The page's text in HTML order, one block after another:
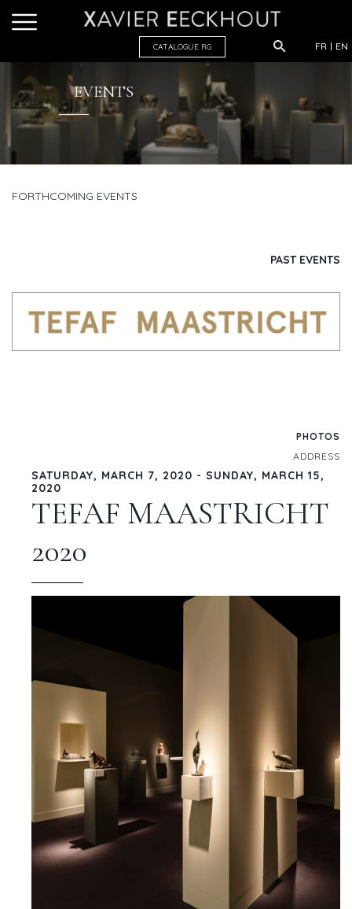
FR EN
CATALOGUE RG
EVENTS
FORTHCOMING EVENTS
PAST EVENTS
PHOTOS
ADDRESS
SATURDAY, MARCH 7, 2020 - SUNDAY, MARCH 15,
2020
TEFAF MAASTRICHT
2020